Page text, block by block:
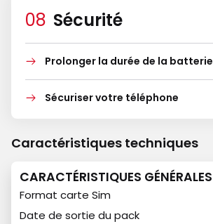
Sécurité
Prolonger la durée de la batterie
Sécuriser votre téléphone
Caractéristiques techniques
CARACTÉRISTIQUES GÉNÉRALES
Format carte Sim
Date de sortie du pack